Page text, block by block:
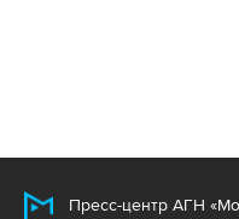
Пресс-центр АГН